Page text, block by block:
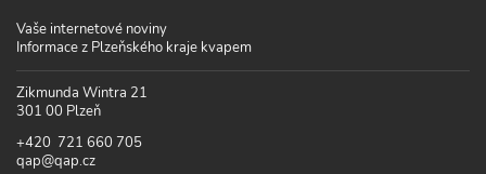
Vaše internetové noviny
Informace z Plzeňského kraje kvapem
Zikmunda Wintra 21
301 00 Plzeň
+420 721 660 705
qap@qap.cz